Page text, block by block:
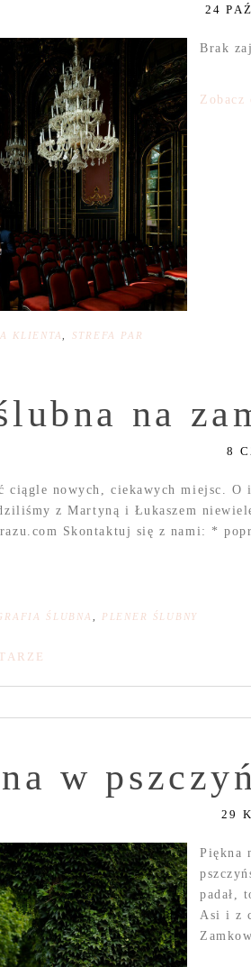
24
Brak
Zobacz
KLIENTA STREFA PAR
na
8
ciągle nowych, ciekawych miejsc. O
z Martyną i Łukaszem
Skontaktuj się z nami: *
ŚLUBNA PLENER ŚLUBNY
w
29
Piękna
padał,
Asi i z